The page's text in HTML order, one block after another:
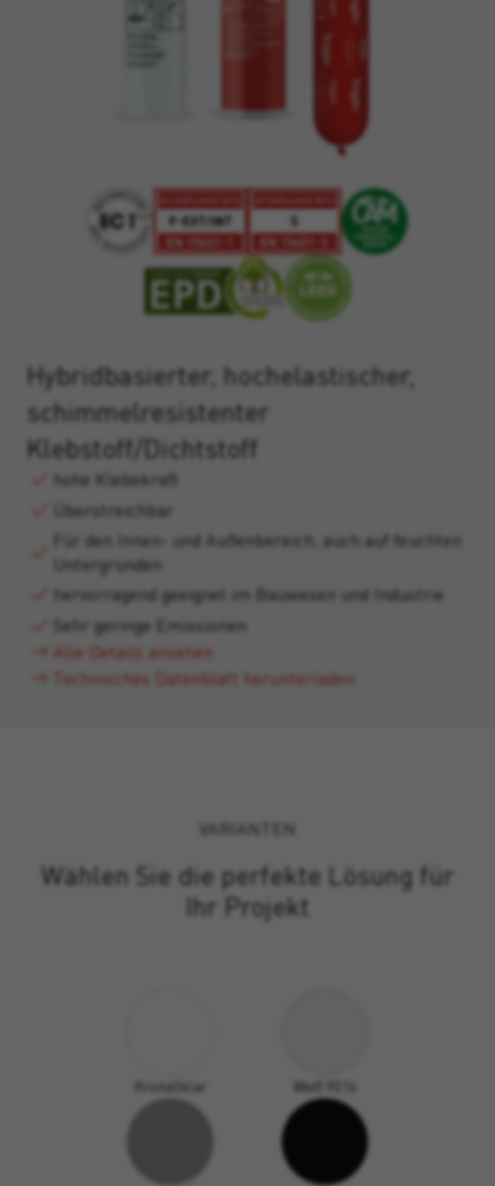
Hybridbasierter, hochelastischer,
schimmelresistenter
Klebstoff/Dichtstoff
hohe Klebekraft
Überstreichbar
Für den Innen- und Außenbereich, auch auf feuchten
Untergründen
hervorragend geeignet im Bauwesen und Industrie
Sehr geringe Emissionen
Alle Details ansehen
Technisches Datenblatt herunterladen
VARIANTEN
Wählen Sie die perfekte Lösung für
Ihr Projekt
Kristallklar Weiß 9016